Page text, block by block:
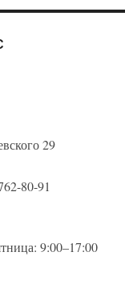
29
80-91
9:00–17:00